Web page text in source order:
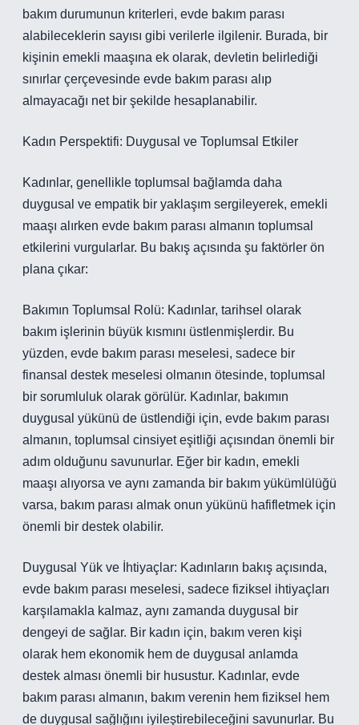
bakım durumunun kriterleri, evde bakım parası
alabileceklerin sayısı gibi verilerle ilgilenir. Burada, bir
kişinin emekli maaşına ek olarak, devletin belirlediği
sınırlar çerçevesinde evde bakım parası alıp
almayacağı net bir şekilde hesaplanabilir.
Kadın Perspektifi: Duygusal ve Toplumsal Etkiler
Kadınlar, genellikle toplumsal bağlamda daha
duygusal ve empatik bir yaklaşım sergileyerek, emekli
maaşı alırken evde bakım parası almanın toplumsal
etkilerini vurgularlar. Bu bakış açısında şu faktörler ön
plana çıkar:
Bakımın Toplumsal Rolü: Kadınlar, tarihsel olarak
bakım işlerinin büyük kısmını üstlenmişlerdir. Bu
yüzden, evde bakım parası meselesi, sadece bir
finansal destek meselesi olmanın ötesinde, toplumsal
bir sorumluluk olarak görülür. Kadınlar, bakımın
duygusal yükünü de üstlendiği için, evde bakım parası
almanın, toplumsal cinsiyet eşitliği açısından önemli bir
adım olduğunu savunurlar. Eğer bir kadın, emekli
maaşı alıyorsa ve aynı zamanda bir bakım yükümlülüğü
varsa, bakım parası almak onun yükünü hafifletmek için
önemli bir destek olabilir.
Duygusal Yük ve İhtiyaçlar: Kadınların bakış açısında,
evde bakım parası meselesi, sadece fiziksel ihtiyaçları
karşılamakla kalmaz, aynı zamanda duygusal bir
dengeyi de sağlar. Bir kadın için, bakım veren kişi
olarak hem ekonomik hem de duygusal anlamda
destek alması önemli bir husustur. Kadınlar, evde
bakım parası almanın, bakım verenin hem fiziksel hem
de duygusal sağlığını iyileştirebileceğini savunurlar. Bu